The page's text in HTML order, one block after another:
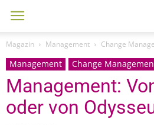
Magazin Management Change
Management Change
Management:
oder von